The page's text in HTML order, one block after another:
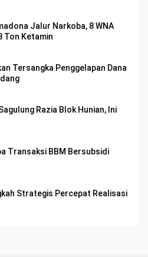
Jalur Narkoba, 8 WNA
Ton Ketamin
Tersangka Penggelapan Dana
Razia Blok Hunian, Ini
Transaksi BBM Bersubsidi
Strategis Percepat Realisasi